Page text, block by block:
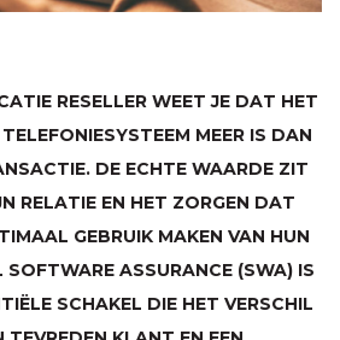
RESELLER WEET JE DAT HET
MEER IS DAN
DE ECHTE WAARDE ZIT
RELATIE EN HET ZORGEN DAT
GEBRUIK MAKEN VAN HUN
SOFTWARE ASSURANCE (SWA) IS
SCHAKEL DIE HET VERSCHIL